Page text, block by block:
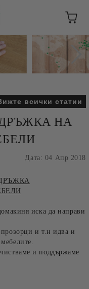
всички статии
НА
Дата: 04 Апр 2018
иска да направи
и т.н идва и
и поддържаме